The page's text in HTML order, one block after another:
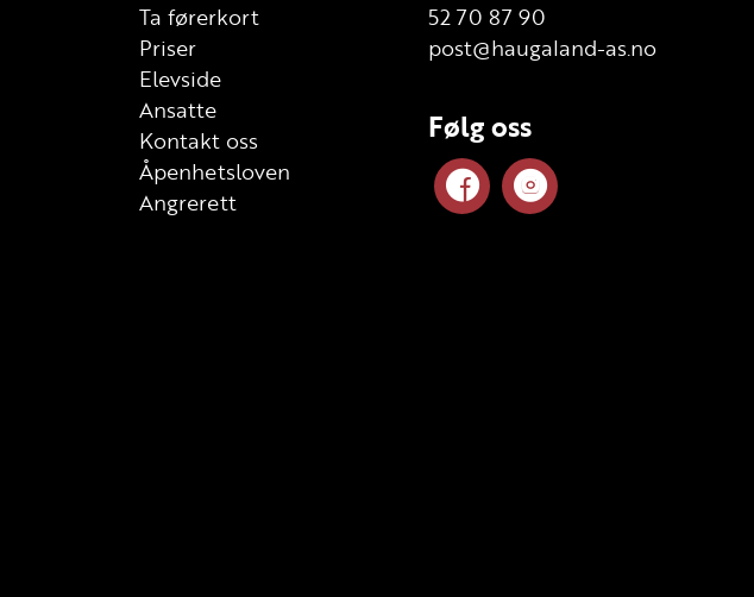
Ta førerkort
Priser
Elevside
Ansatte
Kontakt oss
Åpenhetsloven
Angrerett
52 70 87 90
post@haugaland-as.no
Følg oss